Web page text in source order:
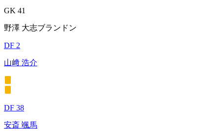
GK 41
野澤 大志ブランドン
DF 2
山﨑 浩介
DF 38
安斎 颯馬